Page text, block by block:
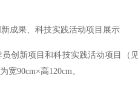
果、科技实践活动项目展示
新项目和科技实践活动项目（
宽90cm×高120cm。